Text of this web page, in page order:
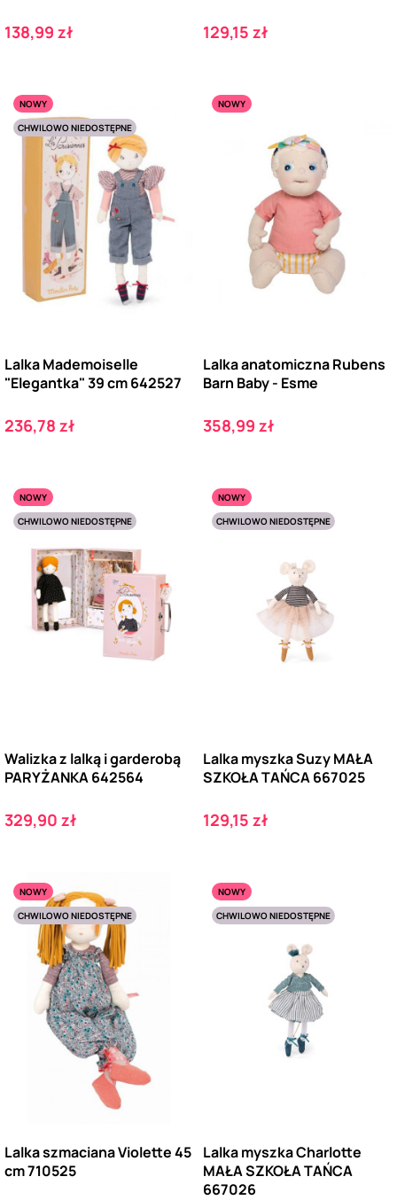
Cena
138,99 zł Cena
129,15 zł
NOWY
CHWILOWO NIEDOSTĘPNE
Lalka Mademoiselle
"Elegantka" 39 cm 642527
Cena
236,78 zł
NOWY
Lalka anatomiczna Rubens
Barn Baby - Esme
Cena
358,99 zł
NOWY
CHWILOWO NIEDOSTĘPNE
Walizka z lalką i garderobą
PARYŻANKA 642564
Cena
329,90 zł
NOWY
CHWILOWO NIEDOSTĘPNE
Lalka myszka Suzy MAŁA
SZKOŁA TAŃCA 667025
Cena
129,15 zł
NOWY
CHWILOWO NIEDOSTĘPNE
Lalka szmaciana Violette 45
cm 710525
NOWY
CHWILOWO NIEDOSTĘPNE
Lalka myszka Charlotte
MAŁA SZKOŁA TAŃCA
667026